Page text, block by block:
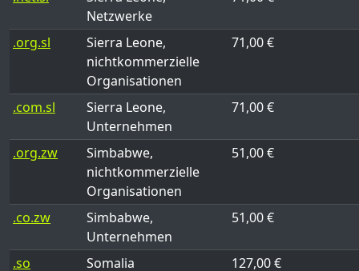
Netzwerke
.org.sl
Sierra Leone,
nichtkommerzielle
Organisationen
71,00 €
.com.sl
Sierra Leone,
Unternehmen
71,00 €
.org.zw
Simbabwe,
nichtkommerzielle
Organisationen
51,00 €
.co.zw
Simbabwe,
Unternehmen
51,00 €
.so Somalia
127,00 €